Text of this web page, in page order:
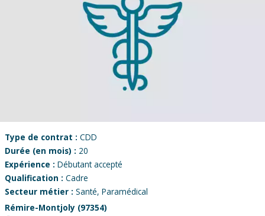
Type de contrat : CDD
Durée (en mois) : 20
Expérience : Débutant accepté
Qualification : Cadre
Secteur métier : Santé, Paramédical
Rémire-Montjoly (97354)